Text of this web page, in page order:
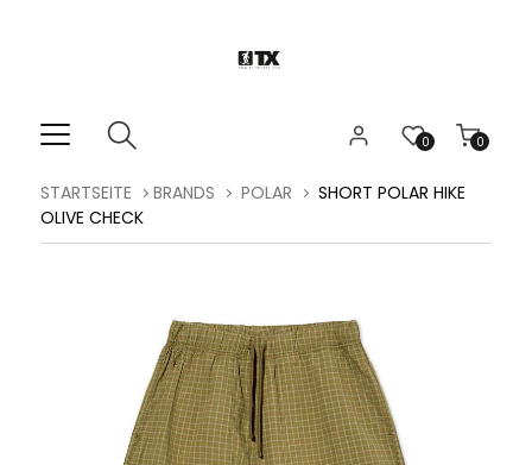
0
0
STARTSEITE BRANDS POLAR
SHORT POLAR HIKE
OLIVE CHECK